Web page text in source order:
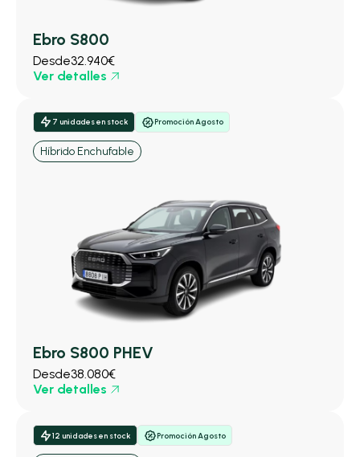
Ebro S800
Desde32.940€
Ver detalles
7 unidades en stock Promoción Agosto
Híbrido Enchufable
Ebro S800 PHEV
Desde38.080€
Ver detalles
12 unidades en stock Promoción Agosto